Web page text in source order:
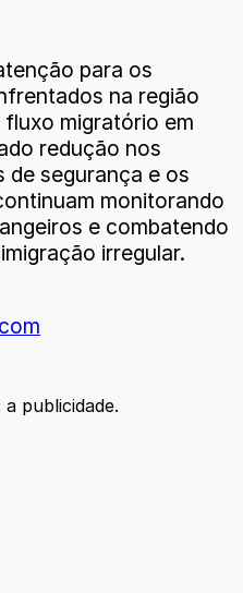
para os
na região
migratório em
redução nos
de segurança e os
monitorando
e combatendo
irregular.
publicidade.